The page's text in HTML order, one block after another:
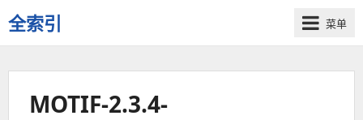
全索引
一
些
菜单
MOTIF-2.3.4-